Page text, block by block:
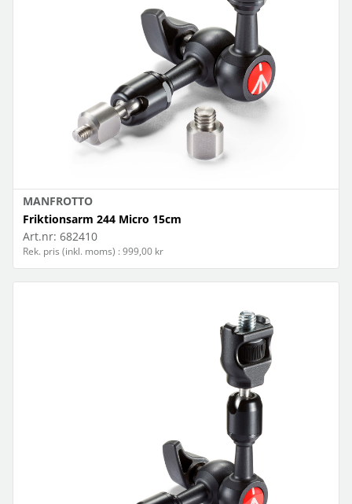
MANFROTTO
Friktionsarm 244 Micro 15cm
Art.nr: 682410
Rek. pris (inkl. moms) : 999,00 kr